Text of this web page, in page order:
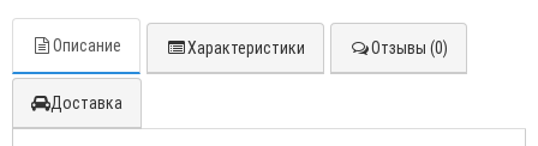
Описание Характеристики Отзывы (0)
Доставка